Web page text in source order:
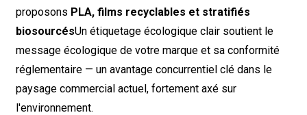
proposons PLA, films recyclables et stratifiés
biosourcésUn étiquetage écologique clair soutient le
message écologique de votre marque et sa conformité
réglementaire — un avantage concurrentiel clé dans le
paysage commercial actuel, fortement axé sur
l'environnement.